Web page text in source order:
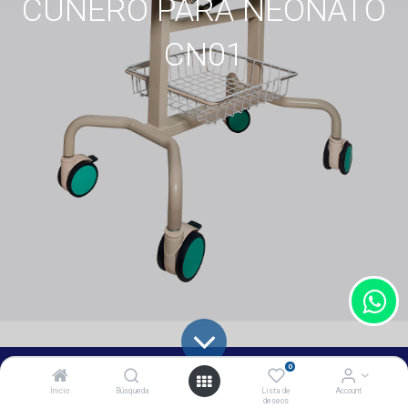
Inicio Búsqueda
0
Lista de
deseos
Account
CUNERO PARA NEONATO
CN01